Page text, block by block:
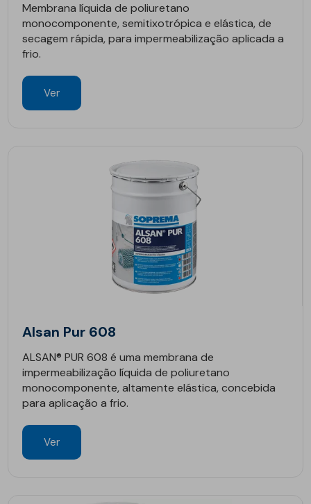
Membrana líquida de poliuretano
monocomponente, semitixotrópica e elástica, de
secagem rápida, para impermeabilização aplicada a
frio.
Ver
Alsan Pur 608
ALSAN® PUR 608 é uma membrana de
impermeabilização líquida de poliuretano
monocomponente, altamente elástica, concebida
para aplicação a frio.
Ver